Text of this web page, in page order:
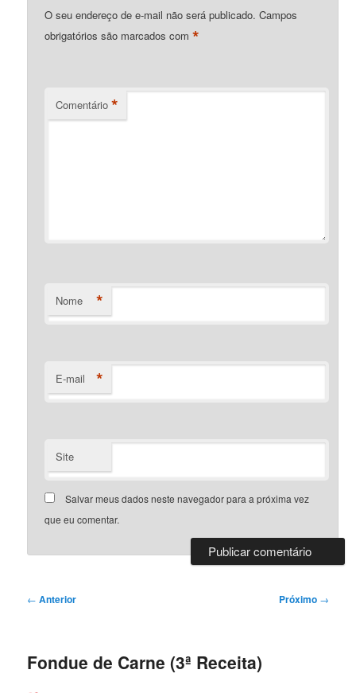
O seu endereço de e-mail não será publicado. Campos
obrigatórios são marcados com*
Comentário *
Nome *
E-mail *
Site
Salvar meus dados neste navegador para a próxima vez
que eu comentar.
Navegação
← Anterior Próximo →
Fondue de Carne (3ª Receita)